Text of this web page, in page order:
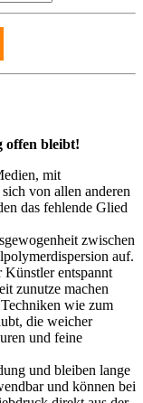
offen bleibt!
mit
von allen anderen
das fehlende Glied
zwischen
auf.
entspannt
zunutze machen
wie zum
die weicher
und feine
und bleiben lange
und können bei